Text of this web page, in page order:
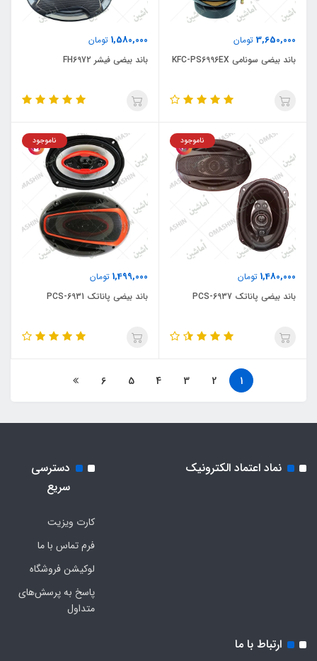
3,650,000 تومان
باند بیضی سونامی KFC-PS6996EX
1,580,000 تومان
باند بیضی فیشر FH6972
1,480,000 تومان
ناموجود
باند بیضی پاناتک PCS-6937
1,499,000 تومان
ناموجود
باند بیضی پاناتک PCS-6931
1
2
3
4
5
6
نماد اعتماد الکترونیک
دسترسی
سریع
کارت ویزیت
فرم تماس با ما
لوکیشن فروشگاه
پاسخ به پرسش‌های
متداول
ارتباط با ما